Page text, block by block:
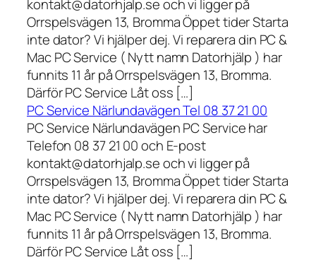
kontakt@datorhjalp.se och vi ligger på
Orrspelsvägen 13, Bromma Öppet tider Starta
inte dator? Vi hjälper dej. Vi reparera din PC &
Mac PC Service ( Nytt namn Datorhjälp ) har
funnits 11 år på Orrspelsvägen 13, Bromma.
Därför PC Service Låt oss […]
PC Service Närlundavägen Tel 08 37 21 00
PC Service Närlundavägen PC Service har
Telefon 08 37 21 00 och E-post
kontakt@datorhjalp.se och vi ligger på
Orrspelsvägen 13, Bromma Öppet tider Starta
inte dator? Vi hjälper dej. Vi reparera din PC &
Mac PC Service ( Nytt namn Datorhjälp ) har
funnits 11 år på Orrspelsvägen 13, Bromma.
Därför PC Service Låt oss […]